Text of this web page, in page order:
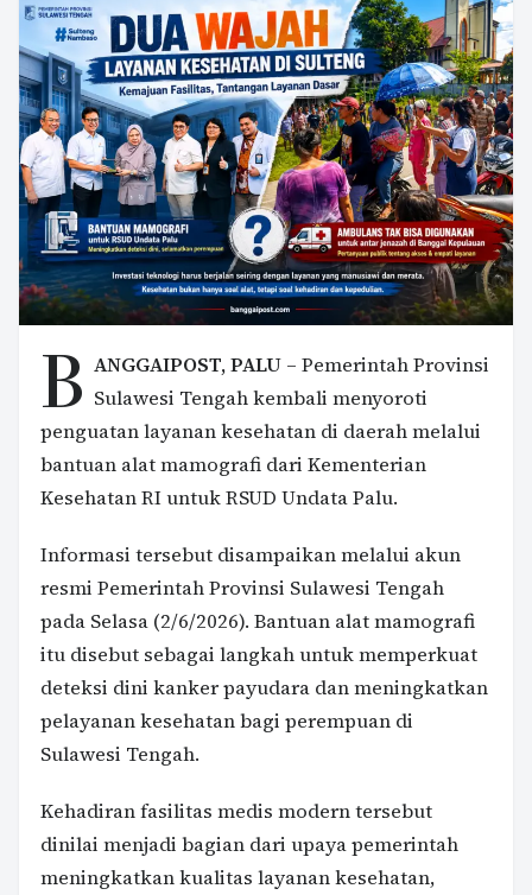
B ANGGAIPOST, PALU – Pemerintah Provinsi
Sulawesi Tengah kembali menyoroti
penguatan layanan kesehatan di daerah melalui
bantuan alat mamografi dari Kementerian
Kesehatan RI untuk RSUD Undata Palu.
Informasi tersebut disampaikan melalui akun
resmi Pemerintah Provinsi Sulawesi Tengah
pada Selasa (2/6/2026). Bantuan alat mamografi
itu disebut sebagai langkah untuk memperkuat
deteksi dini kanker payudara dan meningkatkan
pelayanan kesehatan bagi perempuan di
Sulawesi Tengah.
Kehadiran fasilitas medis modern tersebut
dinilai menjadi bagian dari upaya pemerintah
meningkatkan kualitas layanan kesehatan,